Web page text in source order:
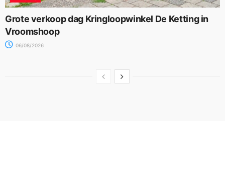
Grote verkoop dag Kringloopwinkel De Ketting in
Vroomshoop
06/08/2026